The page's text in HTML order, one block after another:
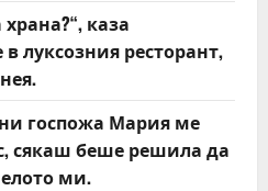
каза
луксозния ресторант,
госпожа Мария ме
сякаш беше решила да
ми.